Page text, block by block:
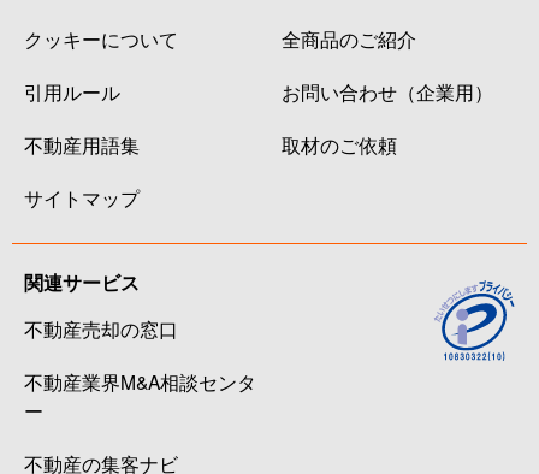
クッキーについて
引用ルール
不動産用語集
サイトマップ
全商品のご紹介
お問い合わせ（企業用）
取材のご依頼
関連サービス
不動産売却の窓口
不動産業界M&A相談センタ
ー
不動産の集客ナビ